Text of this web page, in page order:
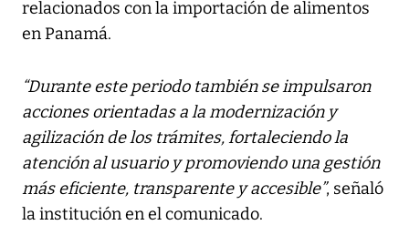
relacionados con la importación de alimentos
en Panamá.
“Durante este periodo también se impulsaron
acciones orientadas a la modernización y
agilización de los trámites, fortaleciendo la
atención al usuario y promoviendo una gestión
más eficiente, transparente y accesible”, señaló
la institución en el comunicado.